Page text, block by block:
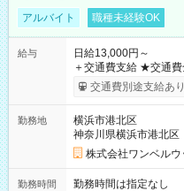
アルバイト 職種未経験OK
給与
日給13,000円～
＋交通費支給 ★交通費全額支給！ ┗案件により規定あり ★日払
いOK！（規定あり）
ンビニATMから 日払い分を
交通費別途支給あり
勤務地
横浜市港北区
神奈川県横浜市港北区
株式会社ワンベルウ
勤務時間
勤務時間は指定なし